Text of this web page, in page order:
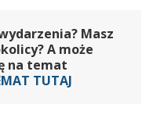
Masz
A może
na temat
TUTAJ